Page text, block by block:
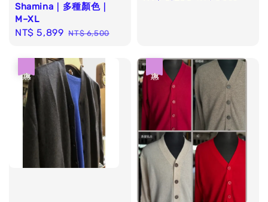
Shamina｜多種顏色｜
M–XL
Sale
NT$ 5,899 Regular
NT$ 6,500